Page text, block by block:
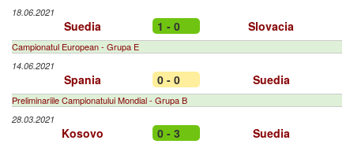
18.06.2021
Suedia 1 - 0 Slovacia
Campionatul European - Grupa E
14.06.2021
Spania 0 - 0 Suedia
Preliminariile Campionatului Mondial - Grupa B
28.03.2021
Kosovo 0 - 3 Suedia